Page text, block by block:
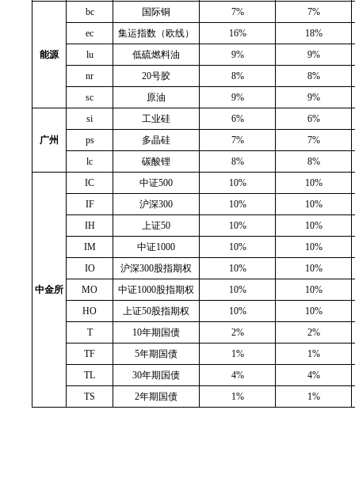
能源
bc 国际铜 7%
7%
ec
集运指数（欧线） 16%
18%
lu
低硫燃料油 9%
9%
nr
20号胶 8%
8%
sc
原油 9% 9%
广州
si 工业硅 6%
6%
ps
多晶硅 7%
7%
lc
碳酸锂 8% 8%
中金所
IC 中证500 10%
10%
IF
沪深300 10%
10%
IH
上证50 10%
10%
IM
中证1000 10%
10%
IO
沪深300股指期权 10%
10%
MO
中证1000股指期权 10%
10%
HO
上证50股指期权 10%
10%
T
10年期国债 2%
2%
TF
5年期国债 1%
1%
TL
30年期国债 4%
4%
TS
2年期国债 1% 1%